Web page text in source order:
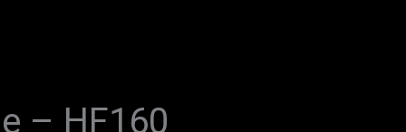
– HF160